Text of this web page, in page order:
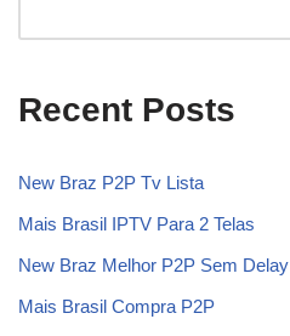
Recent Posts
New Braz P2P Tv Lista
Mais Brasil IPTV Para 2 Telas
New Braz Melhor P2P Sem Delay
Mais Brasil Compra P2P